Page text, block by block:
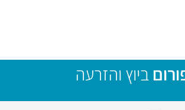
ביוץ והזרעה